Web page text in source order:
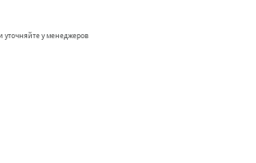
уточняйте у менеджеров